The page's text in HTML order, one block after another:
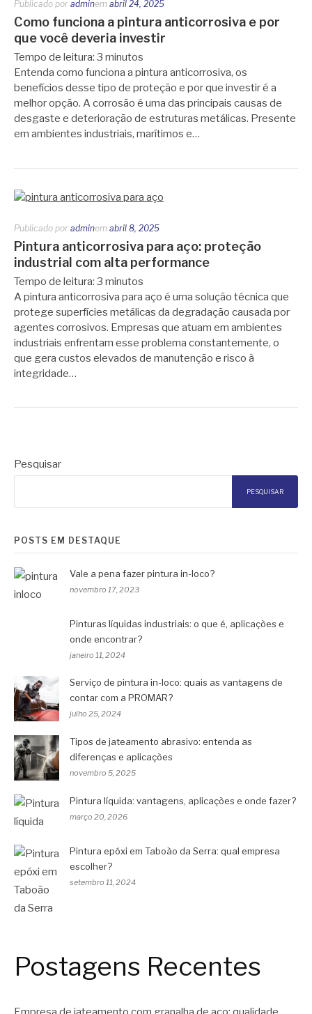
Publicado por adminem abril 24, 2025
Como funciona a pintura anticorrosiva e por
que você deveria investir
Tempo de leitura: 3 minutos
Entenda como funciona a pintura anticorrosiva, os
benefícios desse tipo de proteção e por que investir é a
melhor opção. A corrosão é uma das principais causas de
desgaste e deterioração de estruturas metálicas. Presente
em ambientes industriais, marítimos e…
Publicado por adminem abril 8, 2025
Pintura anticorrosiva para aço: proteção
industrial com alta performance
Tempo de leitura: 3 minutos
A pintura anticorrosiva para aço é uma solução técnica que
protege superfícies metálicas da degradação causada por
agentes corrosivos. Empresas que atuam em ambientes
industriais enfrentam esse problema constantemente, o
que gera custos elevados de manutenção e risco à
integridade…
Pesquisar
PESQUISAR
POSTS EM DESTAQUE
Vale a pena fazer pintura in-loco?
novembro 17, 2023
Pinturas líquidas industriais: o que é, aplicações e
onde encontrar?
janeiro 11, 2024
Serviço de pintura in-loco: quais as vantagens de
contar com a PROMAR?
julho 25, 2024
Tipos de jateamento abrasivo: entenda as
diferenças e aplicações
novembro 5, 2025
Pintura líquida: vantagens, aplicações e onde fazer?
março 20, 2026
Pintura epóxi em Taboão da Serra: qual empresa
escolher?
setembro 11, 2024
Postagens Recentes